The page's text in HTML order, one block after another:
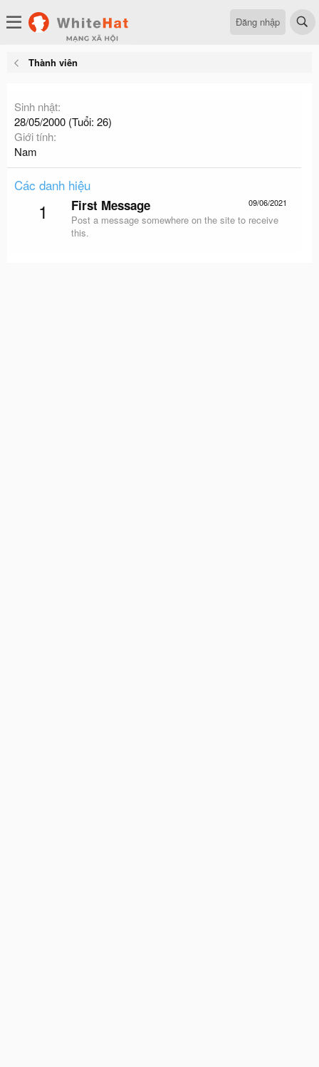
Đăng nhập
Thành viên
Sinh nhật
28/05/2000 (Tuổi: 26)
Giới tính
Nam
Các danh hiệu
1 09/06/2021
First Message
Post a message somewhere on the site to receive
this.